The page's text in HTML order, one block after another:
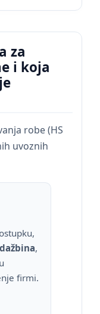
za
i koja
robe (HS
uvoznih
,
firmi.